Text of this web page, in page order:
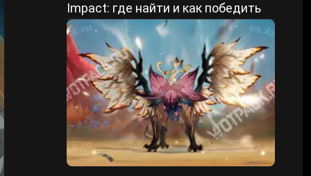
Impact: где найти и как победить